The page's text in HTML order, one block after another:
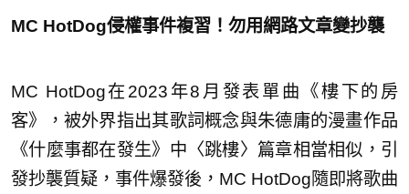
MC HotDog侵權事件複習！勿用網路文章變抄襲
MC HotDog在2023年8月發表單曲《樓下的房
客》，被外界指出其歌詞概念與朱德庸的漫畫作品
《什麼事都在發生》中〈跳樓〉篇章相當相似，引
發抄襲質疑，事件爆發後，MC HotDog隨即將歌曲